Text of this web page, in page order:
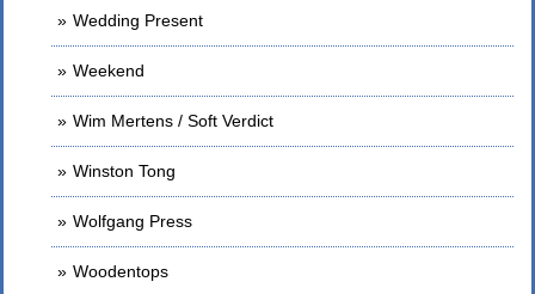
Wedding Present
Weekend
Wim Mertens / Soft Verdict
Winston Tong
Wolfgang Press
Woodentops